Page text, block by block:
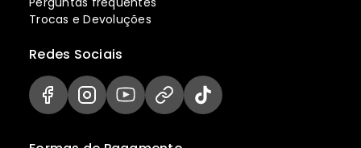
Trocas e Devoluções
Redes Sociais